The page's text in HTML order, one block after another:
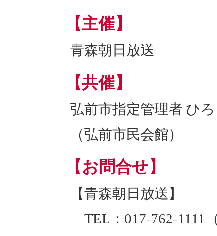
【主催】
青森朝日放送
【共催】
弘前市指定管理者 ひ
（弘前市民会館）
【お問合せ】
【青森朝日放送】
TEL：017-762-1111